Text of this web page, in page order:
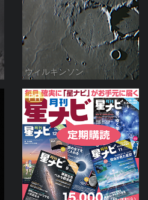
ウィルキンソン
PR